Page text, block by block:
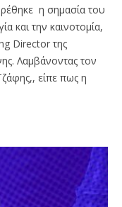
η σημασία του
και την καινοτομία,
Director της
Λαμβάνοντας τον
είπε πως η